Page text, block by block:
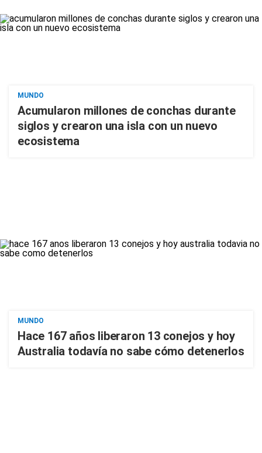
MUNDO
Acumularon millones de conchas durante
siglos y crearon una isla con un nuevo
ecosistema
MUNDO
Hace 167 años liberaron 13 conejos y hoy
Australia todavía no sabe cómo detenerlos